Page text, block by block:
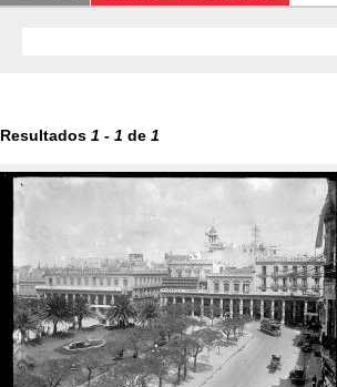
Resultados 1 - 1 de 1